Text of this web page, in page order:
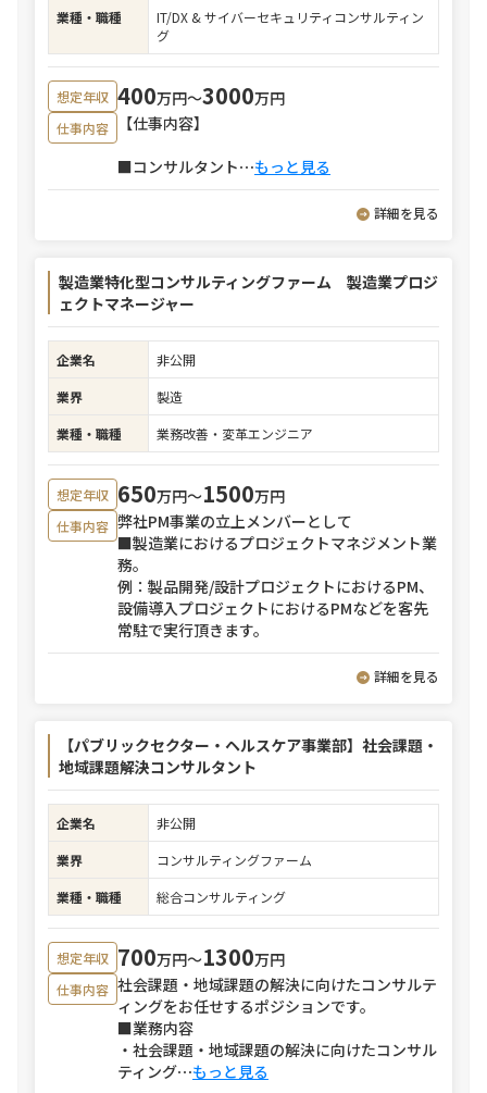
業種・職種
IT/DX & サイバーセキュリティコンサルティン
グ
想定年収 400万円〜3000万円
仕事内容
【仕事内容】
■コンサルタント⋯もっと見る
詳細を見る
製造業特化型コンサルティングファーム 製造業プロジ
ェクトマネージャー
企業名
非公開
業界
製造
業種・職種
業務改善・変革エンジニア
想定年収 650万円〜1500万円
仕事内容 弊社PM事業の立上メンバーとして
■製造業におけるプロジェクトマネジメント業
務。
例：製品開発/設計プロジェクトにおけるPM、
設備導入プロジェクトにおけるPMなどを客先
常駐で実行頂きます。
詳細を見る
【パブリックセクター・ヘルスケア事業部】社会課題・
地域課題解決コンサルタント
企業名
非公開
業界
コンサルティングファーム
業種・職種
総合コンサルティング
想定年収 700万円〜1300万円
仕事内容 社会課題・地域課題の解決に向けたコンサルテ
ィングをお任せするポジションです。
■業務内容
・社会課題・地域課題の解決に向けたコンサル
ティング⋯もっと見る